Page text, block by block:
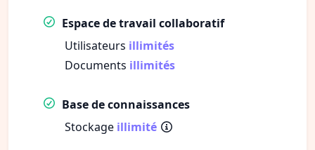
Espace de travail collaboratif
Utilisateurs illimités
Documents illimités
Base de connaissances
Stockage illimité